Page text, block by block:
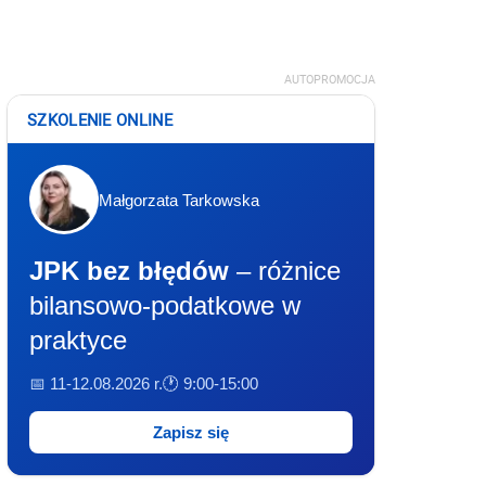
AUTOPROMOCJA
SZKOLENIE ONLINE
Małgorzata Tarkowska
JPK bez błędów – różnice
bilansowo-podatkowe w
praktyce
📅 11-12.08.2026 r.🕐 9:00-15:00
Zapisz się